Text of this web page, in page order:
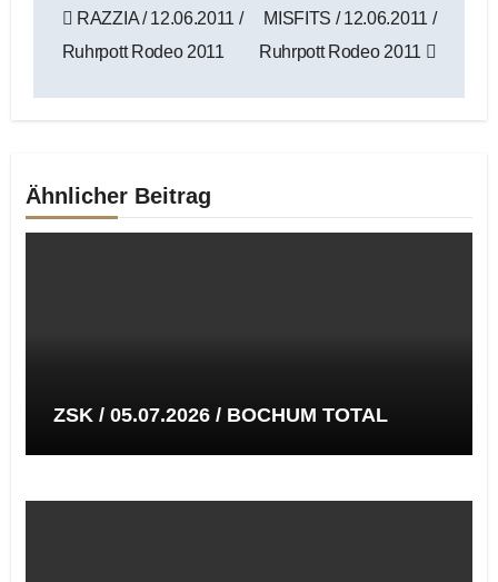
RAZZIA / 12.06.2011 /
Ruhrpott Rodeo 2011
MISFITS / 12.06.2011 /
Ruhrpott Rodeo 2011
Ähnlicher Beitrag
ZSK / 05.07.2026 / BOCHUM TOTAL